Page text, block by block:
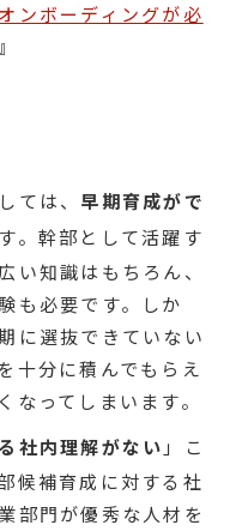
ンボーディングが必
ては、 早期育成がで
。幹部として活躍す
い知識はもちろん、
も必要です。しか
に選抜できていない
十分に積んでもらえ
なってしまいます。
社内理解がない 」こ
候補育成に対する社
部門が優秀な人材を